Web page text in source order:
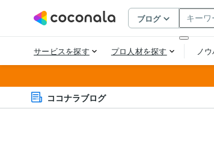
ココナラブログ